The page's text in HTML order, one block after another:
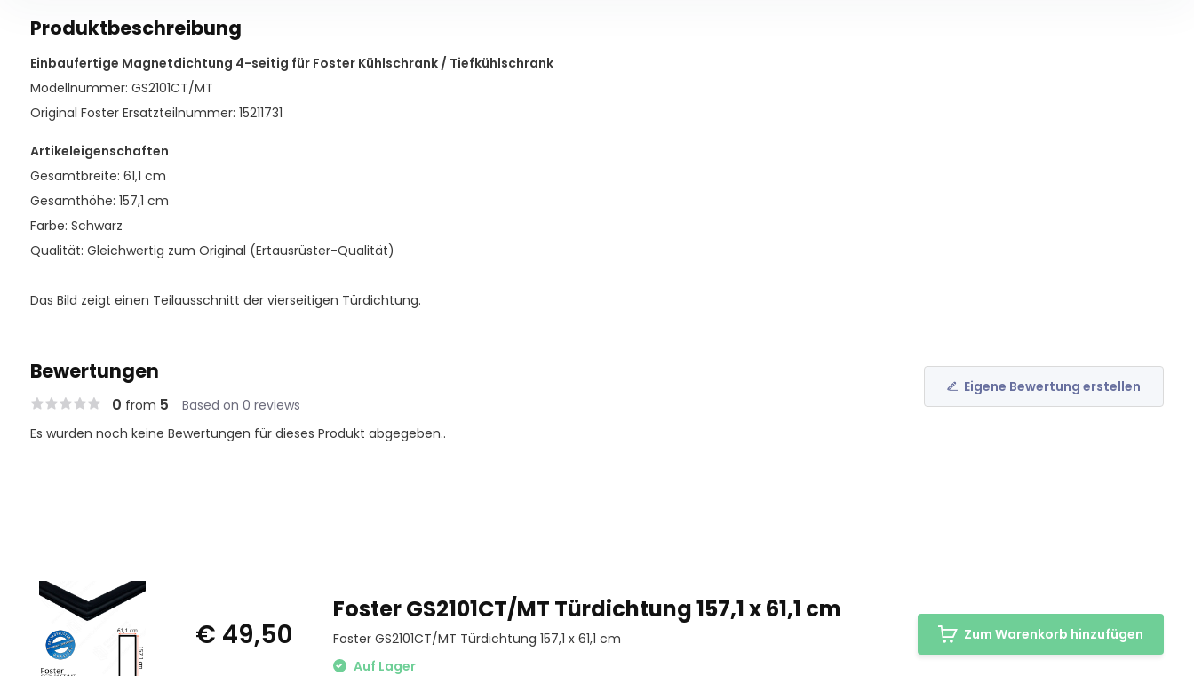
Produktbeschreibung
Einbaufertige Magnetdichtung 4-seitig für Foster Kühlschrank / Tiefkühlschrank
Modellnummer: GS2101CT/MT
Original Foster Ersatzteilnummer: 15211731
Artikeleigenschaften
Gesamtbreite: 61,1 cm
Gesamthöhe: 157,1 cm
Farbe: Schwarz
Qualität: Gleichwertig zum Original (Ertausrüster-Qualität)
Das Bild zeigt einen Teilausschnitt der vierseitigen Türdichtung.
Bewertungen
0 from 5 Based on 0 reviews
Eigene Bewertung erstellen
Es wurden noch keine Bewertungen für dieses Produkt abgegeben..
€ 49,50
Foster GS2101CT/MT Türdichtung 157,1 x 61,1 cm
Foster GS2101CT/MT Türdichtung 157,1 x 61,1 cm
Auf Lager
Zum Warenkorb hinzufügen